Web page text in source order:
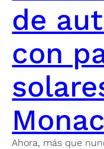
de
con
Ahora, más que